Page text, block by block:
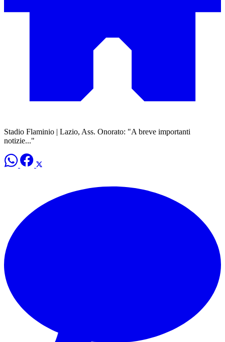
Stadio Flaminio | Lazio, Ass. Onorato: "A breve importanti
notizie..."